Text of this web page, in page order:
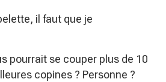
il faut que je
pourrait se couper plus de 10
copines ? Personne ?